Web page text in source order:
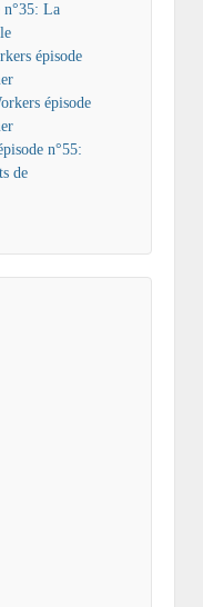
n°35: La
épisode
épisode
n°55:
de